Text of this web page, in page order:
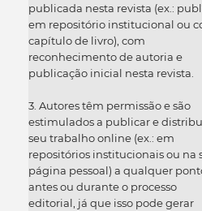
publicada nesta revista (ex.:
em repositório institucional ou
capítulo de livro), com
reconhecimento de autoria e
publicação inicial nesta revista.
3. Autores têm permissão e são
estimulados a publicar e
seu trabalho online (ex.: em
repositórios institucionais ou na
página pessoal) a qualquer
antes ou durante o processo
editorial, já que isso pode gerar